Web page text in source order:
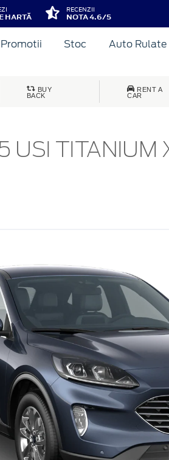
HARTĂ
RECENZII
NOTA 4.6/5
Promotii Stoc Auto Rulate
BUY
BACK
RENT A
CAR
USI TITANIUM